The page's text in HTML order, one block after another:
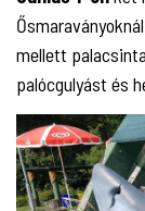
mellett
palócgulyást és